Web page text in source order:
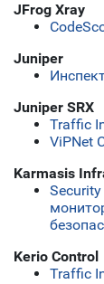
JFrog Xray
Juniper
Juniper SRX
Traffic
ViPNet
Karmasis
Kerio Control
Traffic